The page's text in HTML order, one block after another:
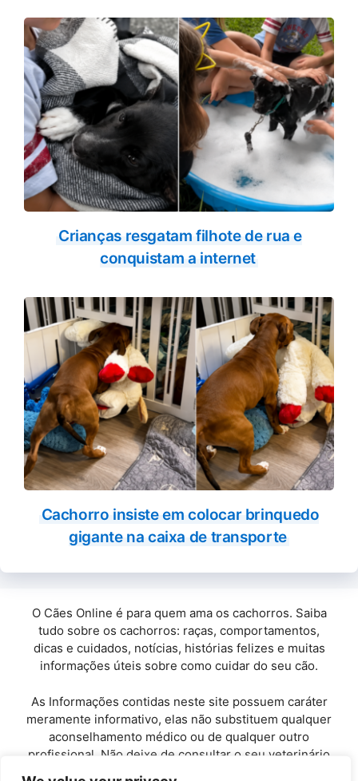
Crianças resgatam filhote de rua e
conquistam a internet
Cachorro insiste em colocar brinquedo
gigante na caixa de transporte
O Cães Online é para quem ama os cachorros. Saiba
tudo sobre os cachorros: raças, comportamentos,
dicas e cuidados, notícias, histórias felizes e muitas
informações úteis sobre como cuidar do seu cão.
As Informações contidas neste site possuem caráter
meramente informativo, elas não substituem qualquer
aconselhamento médico ou de qualquer outro
profissional. Não deixe de consultar o seu veterinário